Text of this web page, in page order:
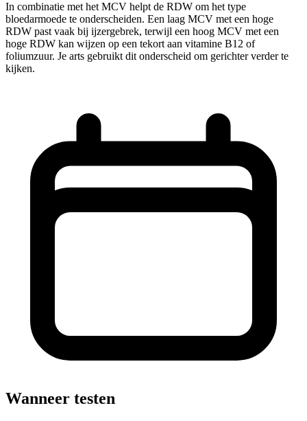
In combinatie met het MCV helpt de RDW om het type
bloedarmoede te onderscheiden. Een laag MCV met een hoge
RDW past vaak bij ijzergebrek, terwijl een hoog MCV met een
hoge RDW kan wijzen op een tekort aan vitamine B12 of
foliumzuur. Je arts gebruikt dit onderscheid om gerichter verder te
kijken.
Wanneer testen